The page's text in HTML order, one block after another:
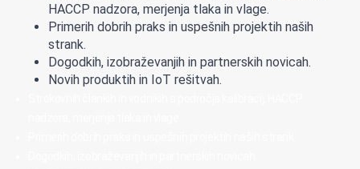
HACCP nadzora, merjenja tlaka in vlage.
Primerih dobrih praks in uspešnih projektih naših
strank.
Dogodkih, izobraževanjih in partnerskih novicah.
Novih produktih in IoT rešitvah.